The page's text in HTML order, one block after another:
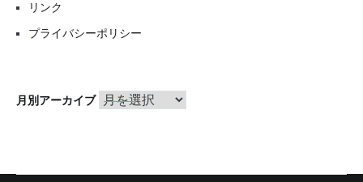
リンク
プライバシーポリシー
月別アーカイブ 月